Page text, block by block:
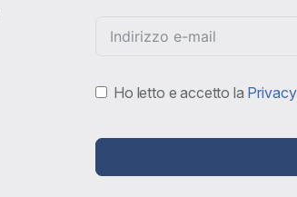
Ho letto e accetto la